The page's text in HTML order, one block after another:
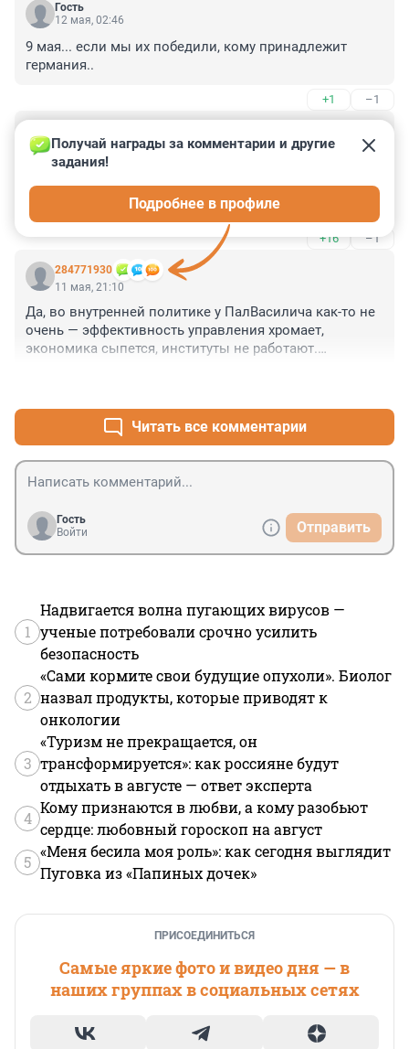
Гость
12 мая, 02:46
9 мая... если мы их победили, кому принадлежит
германия..
+1 –1
11 мая, 21:28
Если где-то что-то прибыло, значит, где-то что-то
убыло. Увы, но сейчас только из России убывает,
население, производство, технологии, интернет...
+16 –1
284771930
Получай награды за комментарии и другие
задания!
Подробнее в профиле
11 мая, 21:10
Да, во внутренней политике у ПалВасилича как-то не
очень — эффективность управления хромает,
экономика сыпется, институты не работают.
сплачивать в самые неожиданные союзы против
Читать все комментарии
Гость
Войти
Отправить
1
Надвигается волна пугающих вирусов —
ученые потребовали срочно усилить
безопасность
2
«Сами кормите свои будущие опухоли». Биолог
назвал продукты, которые приводят к
онкологии
3
«Туризм не прекращается, он
трансформируется»: как россияне будут
отдыхать в августе — ответ эксперта
4
Кому признаются в любви, а кому разобьют
сердце: любовный гороскоп на август
5
«Меня бесила моя роль»: как сегодня выглядит
Пуговка из «Папиных дочек»
ПРИСОЕДИНИТЬСЯ
Самые яркие фото и видео дня — в
наших группах в социальных сетях